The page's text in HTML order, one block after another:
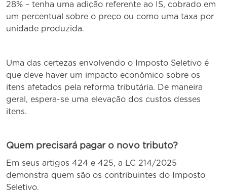
28% – tenha uma adição referente ao IS, cobrado em
um percentual sobre o preço ou como uma taxa por
unidade produzida.
Uma das certezas envolvendo o Imposto Seletivo é
que deve haver um impacto econômico sobre os
itens afetados pela reforma tributária. De maneira
geral, espera-se uma elevação dos custos desses
itens.
Quem precisará pagar o novo tributo?
Em seus artigos 424 e 425, a LC 214/2025
demonstra quem são os contribuintes do Imposto
Seletivo.